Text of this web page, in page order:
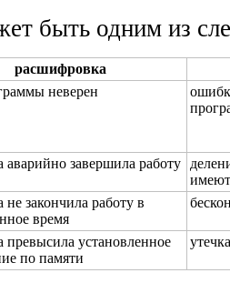
быть одним из
расшифровка
неверен
аварийно завершила работу
не закончила работу в
время
превысила установленное
по памяти